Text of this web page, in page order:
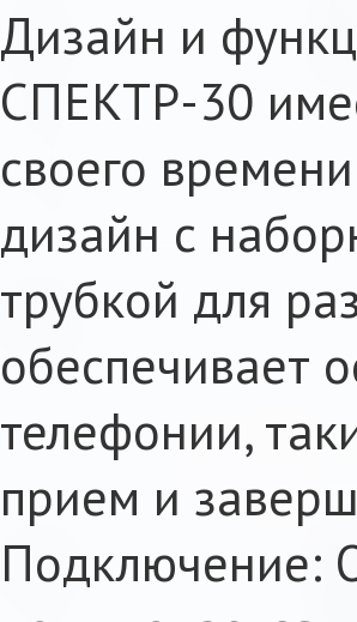
Дизайн и
СПЕКТР-30
своего
дизайн с
трубкой для
обеспечивает
телефонии,
прием и
Подключение: